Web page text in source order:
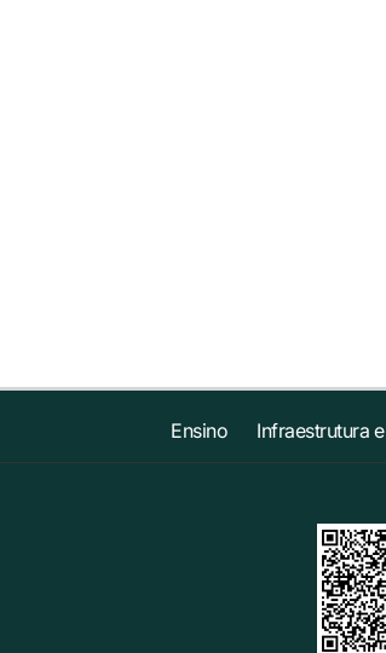
Ensino Infraestrutura